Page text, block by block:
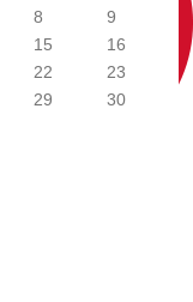
8
9
15
16
22
23
29
30